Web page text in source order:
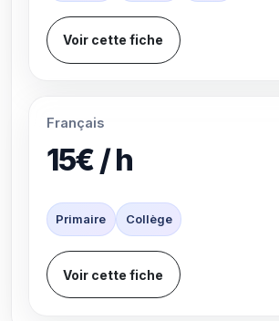
Voir cette fiche
Français
15€ / h
Primaire Collège
Voir cette fiche